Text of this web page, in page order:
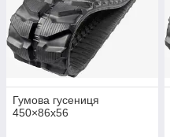
Гумова гусениця
450×86x56